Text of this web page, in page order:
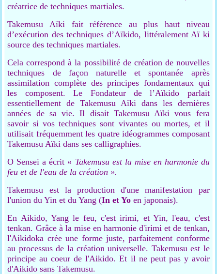
créatrice de techniques martiales.
Takemusu Aïki fait référence au plus haut niveau
d’exécution des techniques d’Aïkido, littéralement Aï ki
source des techniques martiales.
Cela correspond à la possibilité de création de nouvelles
techniques de façon naturelle et spontanée après
assimilation complète des principes fondamentaux qui
les composent. Le Fondateur de l’Aïkido parlait
essentiellement de Takemusu Aïki dans les dernières
années de sa vie. Il disait Takemusu Aïki vous fera
savoir si vos techniques sont vivantes ou mortes, et il
utilisait fréquemment les quatre idéogrammes composant
Takemusu Aïki dans ses calligraphies.
O Sensei a écrit « Takemusu est la mise en harmonie du
feu et de l'eau de la création ».
Takemusu est la production d'une manifestation par
l'union du Yin et du Yang (In et Yo en japonais).
En Aikido, Yang le feu, c'est irimi, et Yin, l'eau, c'est
tenkan. Grâce à la mise en harmonie d'irimi et de tenkan,
l'Aikidoka crée une forme juste, parfaitement conforme
au processus de la création universelle. Takemusu est le
principe au coeur de l'Aikido. Et il ne peut pas y avoir
d'Aikido sans Takemusu.